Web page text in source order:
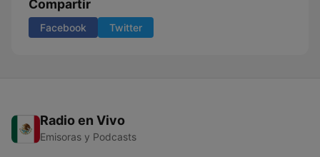
Compartir
Facebook Twitter
Radio en Vivo
Emisoras y Podcasts